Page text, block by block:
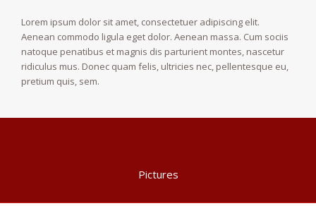
Lorem ipsum dolor sit amet, consectetuer adipiscing elit.
Aenean commodo ligula eget dolor. Aenean massa. Cum sociis
natoque penatibus et magnis dis parturient montes, nascetur
ridiculus mus. Donec quam felis, ultricies nec, pellentesque eu,
pretium quis, sem.
Pictures